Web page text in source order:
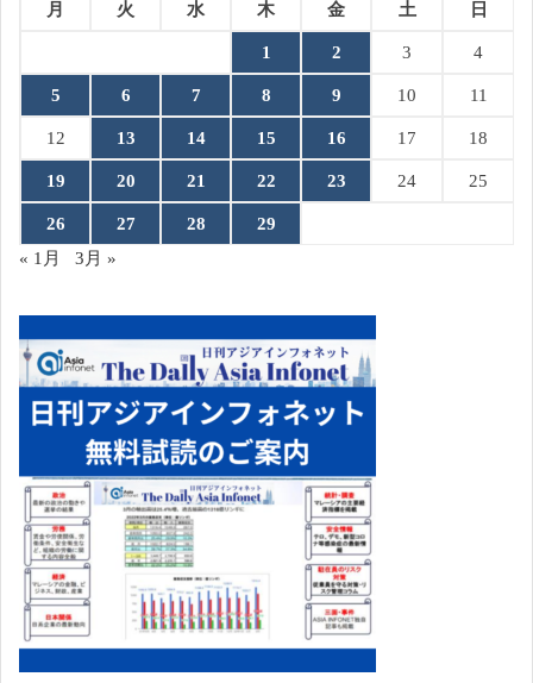
月 火 水 木 金 土 日
1 2 3 4
5 6 7 8 9 10 11
12 13 14 15 16 17 18
19 20 21 22 23 24 25
26 27 28
29
« 1月
3月 »